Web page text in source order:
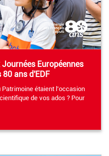
Européennes
ans d'EDF
Patrimoine étaient l'occasion
de vos ados ? Pour